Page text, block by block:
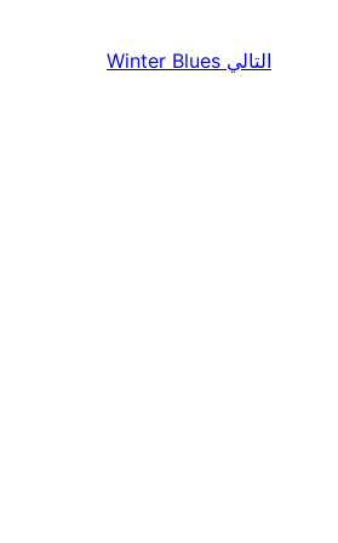
التالي Winter Blues